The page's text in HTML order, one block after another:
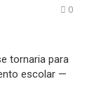
0
tornaria para
escolar —